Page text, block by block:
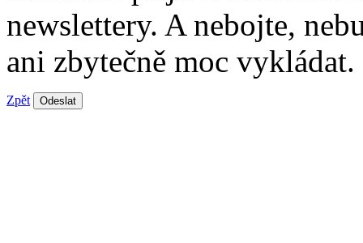
newslettery. A nebojte,
ani zbytečně moc vykládat.
Zpět Odeslat